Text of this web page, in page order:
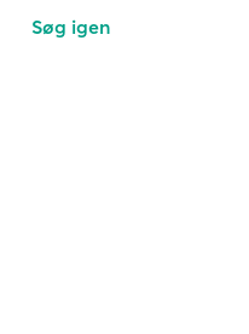
Søg igen